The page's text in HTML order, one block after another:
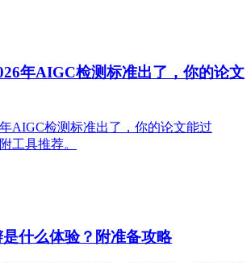
年AIGC检测标准出了，你的论文
AIGC检测标准出了，你的论文能过
工具推荐。
什么体验？附准备攻略